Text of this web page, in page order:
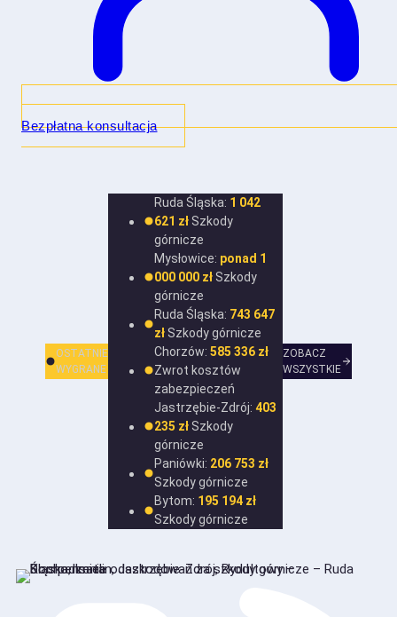
Bezpłatna konsultacja
OSTATNIE
WYGRANE
Ruda Śląska: 1 042
621 zł Szkody
górnicze
Mysłowice: ponad 1
000 000 zł Szkody
górnicze
Ruda Śląska: 743 647
zł Szkody górnicze
Chorzów:585 336 zł
Zwrot kosztów
zabezpieczeń
Jastrzębie-Zdrój:403
235 zł Szkody
górnicze
Paniówki: 206 753 zł
Szkody górnicze
Bytom: 195 194 zł
Szkody górnicze
ZOBACZ
WSZYSTKIE